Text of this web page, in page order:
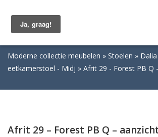
Moderne collectie meubelen Stoelen
eetkamerstoel - Midj
Afrit 29 - Forest PB Q
Afrit 29 – Forest PB Q –